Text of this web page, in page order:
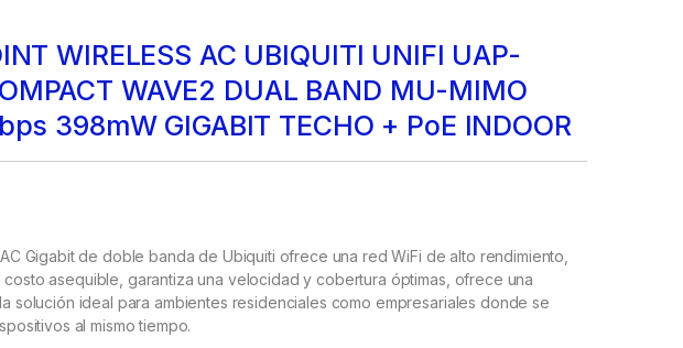
WIRELESS AC UBIQUITI UNIFI UAP-
WAVE2 DUAL BAND MU-MIMO
398mW GIGABIT TECHO + PoE INDOOR
Gigabit de doble banda de Ubiquiti ofrece una red WiFi de alto rendimiento,
asequible, garantiza una velocidad y cobertura óptimas, ofrece una
solución ideal para ambientes residenciales como empresariales donde se
al mismo tiempo.